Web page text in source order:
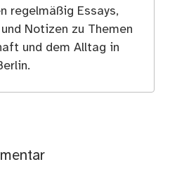
regelmäßig Essays,
Notizen zu Themen
und dem Alltag in